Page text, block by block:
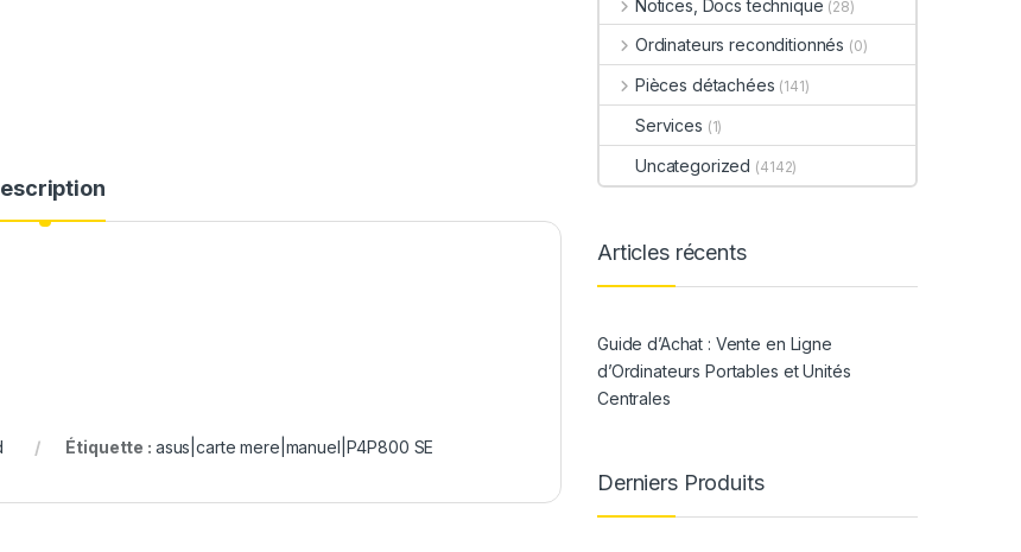
Étiquette : asus|carte mere|manuel|P4P800 SE
Notices, Docs technique (28)
Ordinateurs reconditionnés (0)
Pièces détachées (141)
Services (1)
Uncategorized (4142)
Articles récents
Guide d’Achat : Vente en Ligne
d’Ordinateurs Portables et Unités
Centrales
Derniers Produits